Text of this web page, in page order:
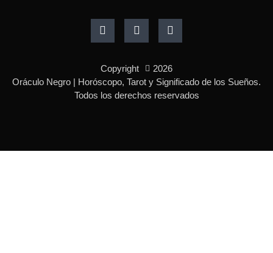
c
e
o
k
-
f
s
t
r
a
m
n
t
e
s
t
-
Copyright
2026
Oráculo Negro | Horóscopo, Tarot y Significado de los Sueños.
Todos los derechos reservados